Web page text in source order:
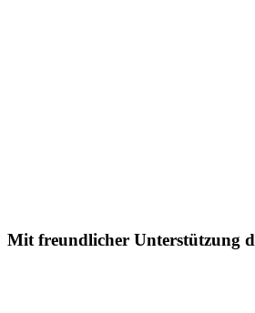
Mit freundlicher Unterstützung